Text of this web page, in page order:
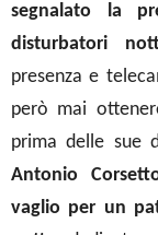
segnalato la
disturbatori
presenza e
però mai
prima delle sue
Antonio
vaglio per un